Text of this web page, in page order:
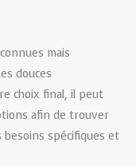
mais
douces
choix final, il peut
afin de trouver
spécifiques et